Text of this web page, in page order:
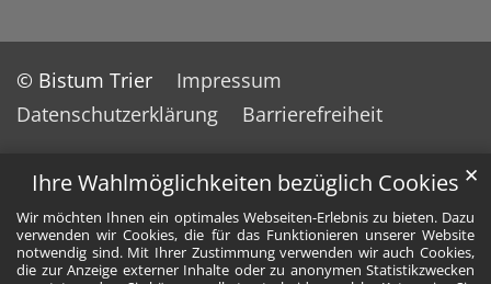
Ihre Wahlmöglichkeiten bezüglich Cookies
Wir möchten Ihnen ein optimales Webseiten-Erlebnis zu bieten. Dazu
verwenden wir Cookies, die für das Funktionieren unserer Website
notwendig sind. Mit Ihrer Zustimmung verwenden wir auch Cookies,
die zur Anzeige externer Inhalte oder zu anonymen Statistikzwecken
✕
© Bistum Trier
Impressum
Datenschutzerklärung
Barrierefreiheit